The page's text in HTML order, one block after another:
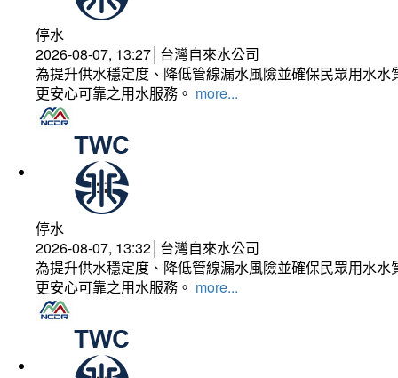
停水
2026-08-07, 13:27│台灣自來水公司
為提升供水穩定度、降低管線漏水風險並確保民眾用水
更安心可靠之用水服務。 more...
停水
2026-08-07, 13:32│台灣自來水公司
為提升供水穩定度、降低管線漏水風險並確保民眾用水
更安心可靠之用水服務。 more...